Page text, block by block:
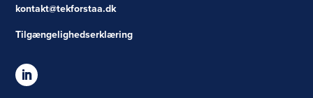
kontakt@tekforstaa.dk
Tilgængelighedserklæring